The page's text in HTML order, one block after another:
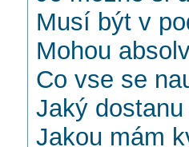
Musí být v
Mohou
Co vse se
Jaký
Jakou mám